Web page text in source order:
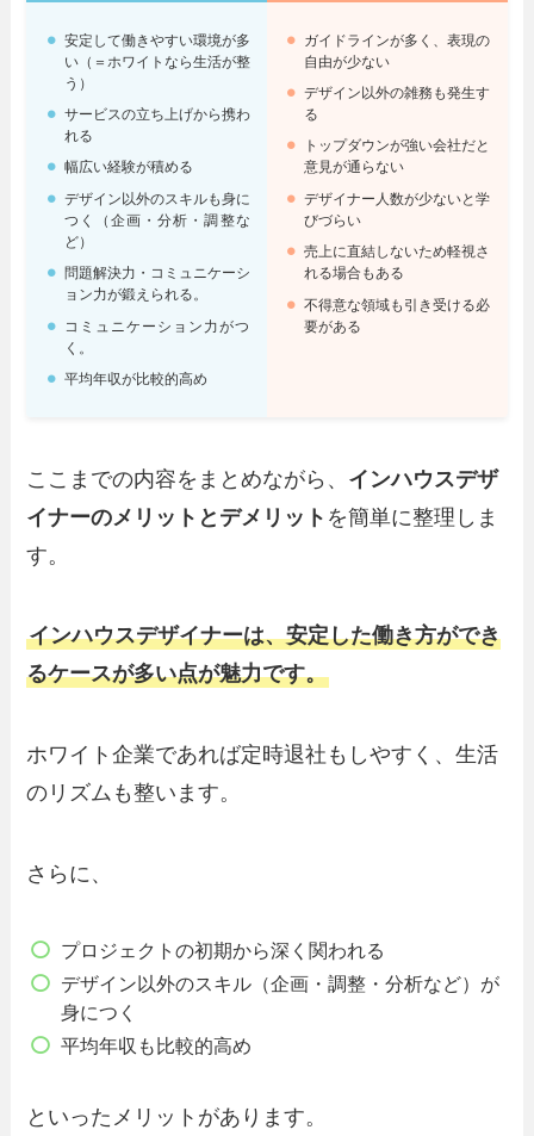
安定して働きやすい環境が多
い（＝ホワイトなら生活が整
う）
サービスの立ち上げから携わ
れる
幅広い経験が積める
デザイン以外のスキルも身に
つく（企画・分析・調整な
ど）
問題解決力・コミュニケーシ
ョン力が鍛えられる。
コミュニケーション力がつ
く。
平均年収が比較的高め
ガイドラインが多く、表現の
自由が少ない
デザイン以外の雑務も発生す
る
トップダウンが強い会社だと
意見が通らない
デザイナー人数が少ないと学
びづらい
売上に直結しないため軽視さ
れる場合もある
不得意な領域も引き受ける必
要がある
ここまでの内容をまとめながら、 インハウスデザ
イナーのメリットとデメリット を簡単に整理しま
す。
インハウスデザイナーは、安定した働き方ができ
るケースが多い点が魅力です。
ホワイト企業であれば定時退社もしやすく、生活
のリズムも整います。
さらに、
プロジェクトの初期から深く関われる
デザイン以外のスキル（企画・調整・分析など）が
身につく
平均年収も比較的高め
といったメリットがあります。